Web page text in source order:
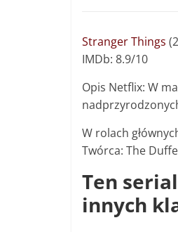
Stranger Things
IMDb: 8.9/10
Opis Netflix: W
W rolach
Twórca: The
Ten
innych